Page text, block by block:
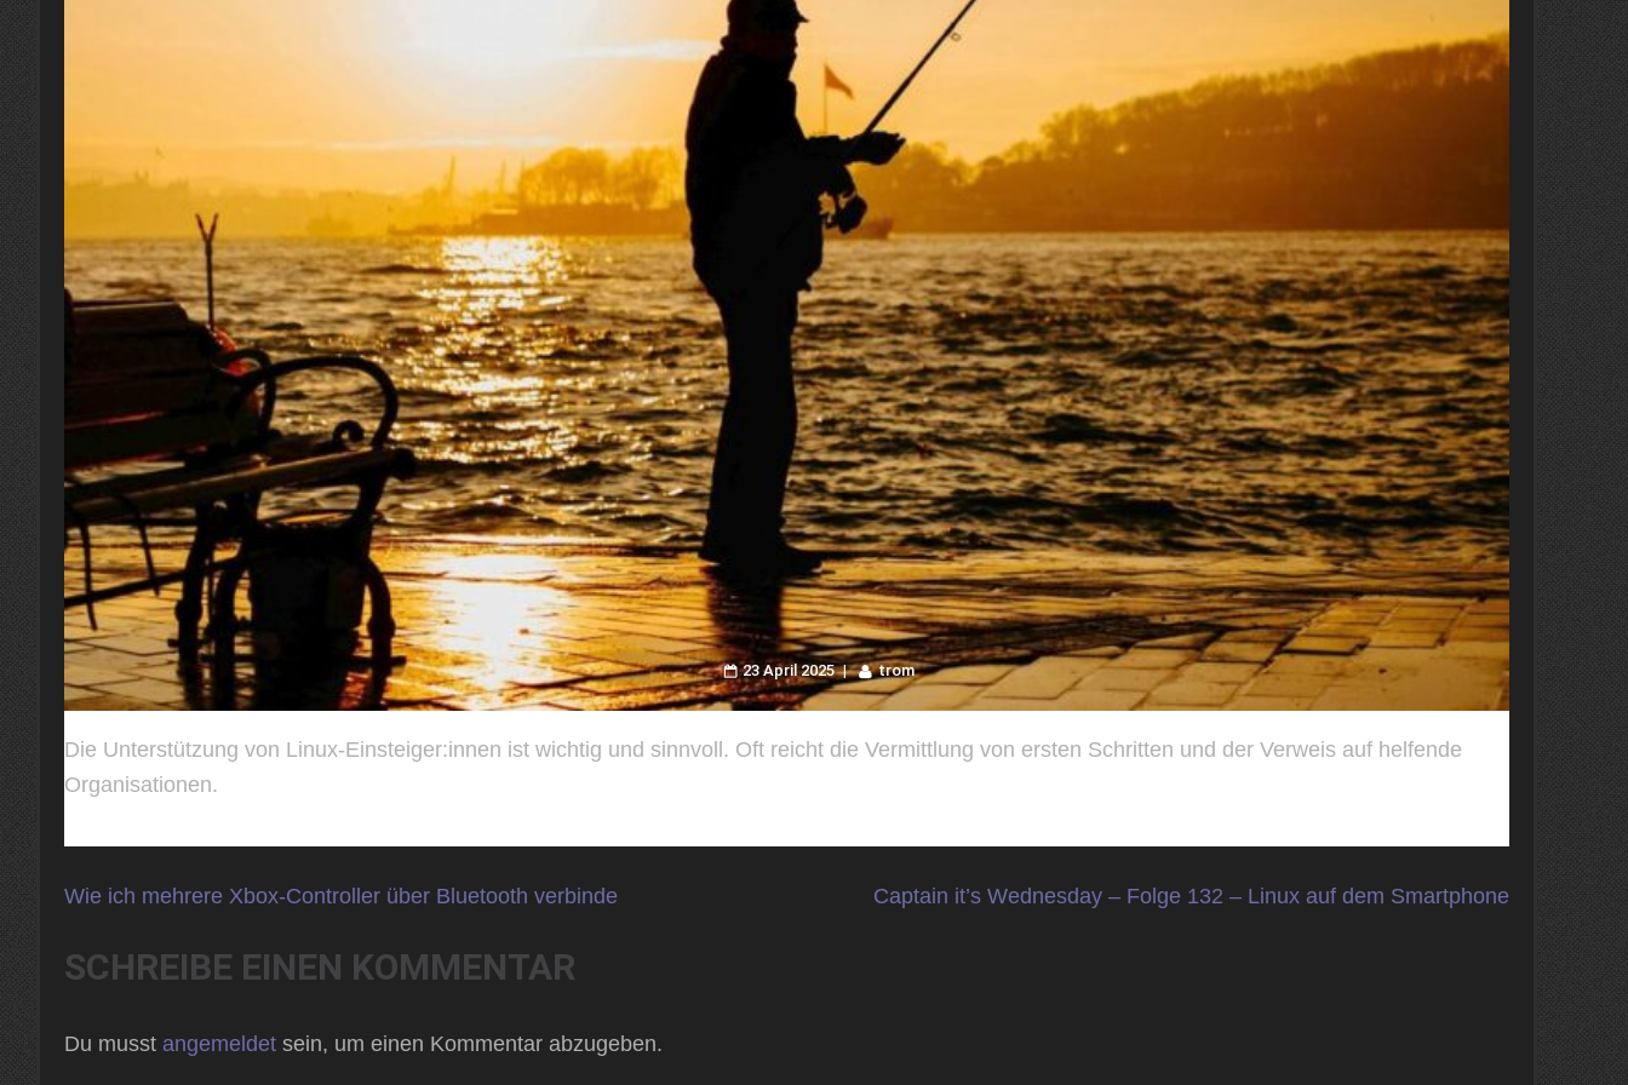
23 April 2025 trom
Die Unterstützung von Linux-Einsteiger:innen ist wichtig und sinnvoll. Oft reicht die Vermittlung von ersten Schritten und der Verweis auf helfende
Organisationen.
Beitragsnavigation
Wie ich mehrere Xbox-Controller über Bluetooth verbinde Captain it’s Wednesday – Folge 132 – Linux auf dem Smartphone
SCHREIBE EINEN KOMMENTAR
Du musst angemeldet sein, um einen Kommentar abzugeben.